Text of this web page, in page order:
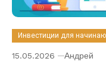
Инвестиции для
15.05.2026 Андрей